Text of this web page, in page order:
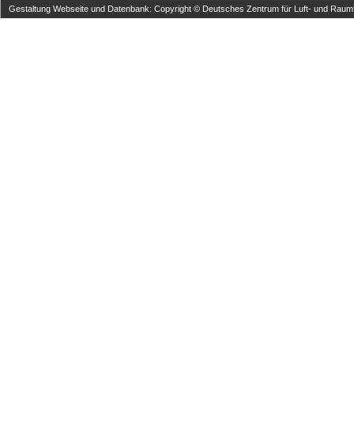
Gestaltung Webseite und Datenbank: Copyright © Deutsches Zentrum für Luft- und